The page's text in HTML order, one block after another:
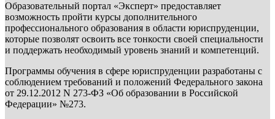
Образовательный портал «Эксперт» предоставляет
возможность пройти курсы дополнительного
профессионального образования в области юриспруденции,
которые позволят освоить все тонкости своей специальности
и поддержать необходимый уровень знаний и компетенций.
Программы обучения в сфере юриспруденции разработаны с
соблюдением требований и положений Федерального закона
от 29.12.2012 N 273-ФЗ «Об образовании в Российской
Федерации» №273.